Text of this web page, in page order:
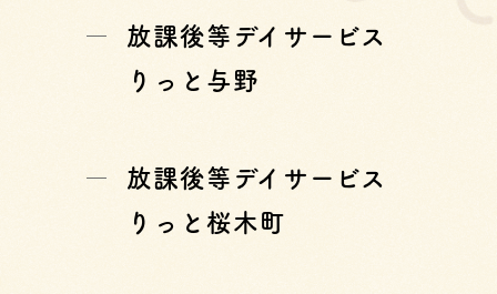
放課後等デイサービス
りっと与野
放課後等デイサービス
りっと桜木町